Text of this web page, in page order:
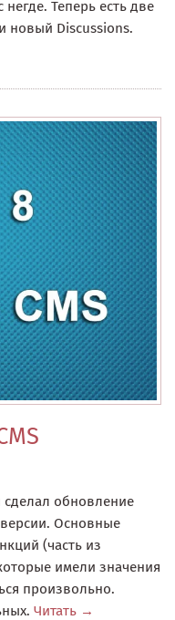
Теперь есть две
новый Discussions.
обновление
Основные
(часть из
имели значения
произвольно.
Читать